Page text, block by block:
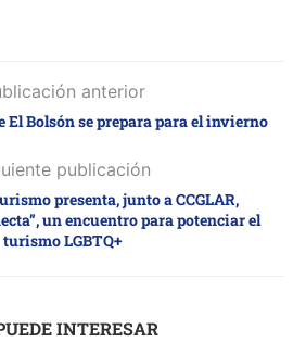
anterior
Bolsón se prepara para el invierno
publicación
presenta, junto a CCGLAR,
un encuentro para potenciar el
turismo LGBTQ+
INTERESAR